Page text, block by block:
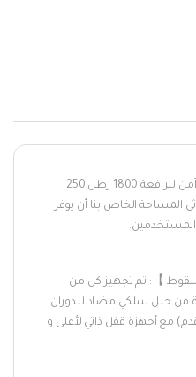
【 سعة تحميل قوية 】: تحميل آمن للرافعة 1800 رطل 250
المساحة الخاص بنا أن يوفر
المستخدمين.
】: تم تجهيز كل من
من حبل سلكي مضاد للدوران